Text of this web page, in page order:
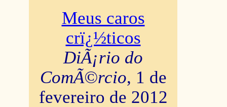
Meus caros
crï¿½ticos
DiÃ¡rio do
ComÃ©rcio, 1 de
fevereiro de 2012